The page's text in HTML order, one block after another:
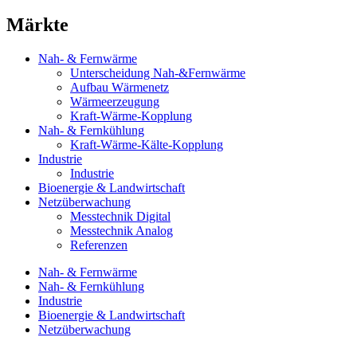
Märkte
Nah- & Fernwärme
Unterscheidung Nah-&Fernwärme
Aufbau Wärmenetz
Wärmeerzeugung
Kraft-Wärme-Kopplung
Nah- & Fernkühlung
Kraft-Wärme-Kälte-Kopplung
Industrie
Industrie
Bioenergie & Landwirtschaft
Netzüberwachung
Messtechnik Digital
Messtechnik Analog
Referenzen
Nah- & Fernwärme
Nah- & Fernkühlung
Industrie
Bioenergie & Landwirtschaft
Netzüberwachung